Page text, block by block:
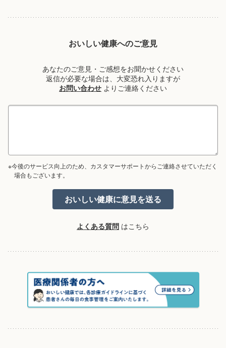
おいしい健康へのご意見
あなたのご意見・ご感想をお聞かせください
返信が必要な場合は、大変恐れ入りますが
お問い合わせ よりご連絡ください
※今後のサービス向上のため、カスタマーサポートからご連絡させていただく
場合もございます。
よくある質問 はこちら